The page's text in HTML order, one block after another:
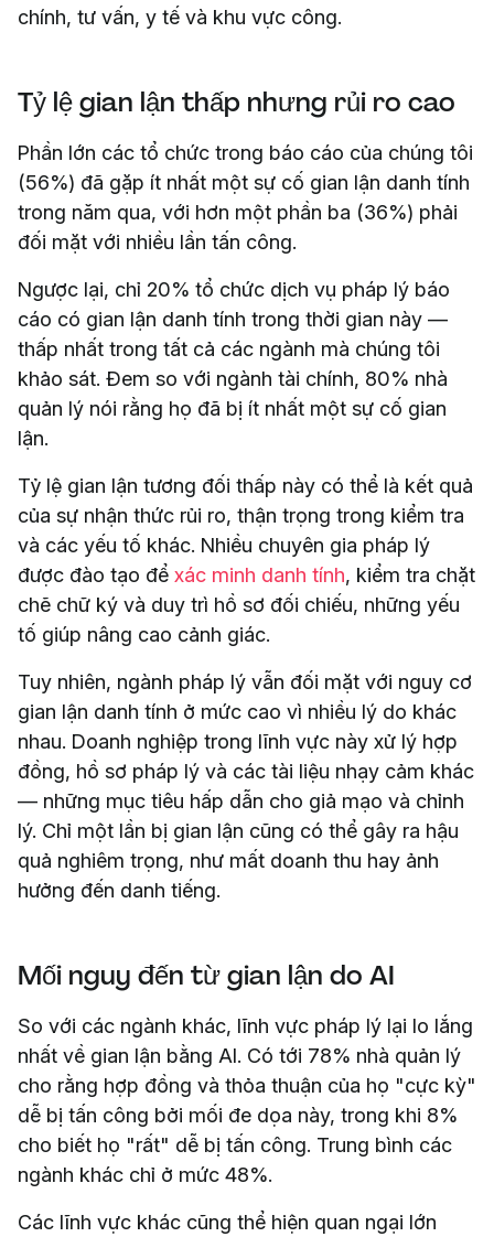
chính, tư vấn, y tế và khu vực công.
Tỷ lệ gian lận thấp nhưng rủi ro cao
Phần lớn các tổ chức trong báo cáo của chúng tôi
(56%) đã gặp ít nhất một sự cố gian lận danh tính
trong năm qua, với hơn một phần ba (36%) phải
đối mặt với nhiều lần tấn công.
Ngược lại, chỉ 20% tổ chức dịch vụ pháp lý báo
cáo có gian lận danh tính trong thời gian này —
thấp nhất trong tất cả các ngành mà chúng tôi
khảo sát. Đem so với ngành tài chính, 80% nhà
quản lý nói rằng họ đã bị ít nhất một sự cố gian
lận.
Tỷ lệ gian lận tương đối thấp này có thể là kết quả
của sự nhận thức rủi ro, thận trọng trong kiểm tra
và các yếu tố khác. Nhiều chuyên gia pháp lý
được đào tạo để xác minh danh tính, kiểm tra chặt
chẽ chữ ký và duy trì hồ sơ đối chiếu, những yếu
tố giúp nâng cao cảnh giác.
Tuy nhiên, ngành pháp lý vẫn đối mặt với nguy cơ
gian lận danh tính ở mức cao vì nhiều lý do khác
nhau. Doanh nghiệp trong lĩnh vực này xử lý hợp
đồng, hồ sơ pháp lý và các tài liệu nhạy cảm khác
— những mục tiêu hấp dẫn cho giả mạo và chỉnh
lý. Chỉ một lần bị gian lận cũng có thể gây ra hậu
quả nghiêm trọng, như mất doanh thu hay ảnh
hưởng đến danh tiếng.
Mối nguy đến từ gian lận do AI
So với các ngành khác, lĩnh vực pháp lý lại lo lắng
nhất về gian lận bằng AI. Có tới 78% nhà quản lý
cho rằng hợp đồng và thỏa thuận của họ "cực kỳ"
dễ bị tấn công bởi mối đe dọa này, trong khi 8%
cho biết họ "rất" dễ bị tấn công. Trung bình các
ngành khác chỉ ở mức 48%.
Các lĩnh vực khác cũng thể hiện quan ngại lớn